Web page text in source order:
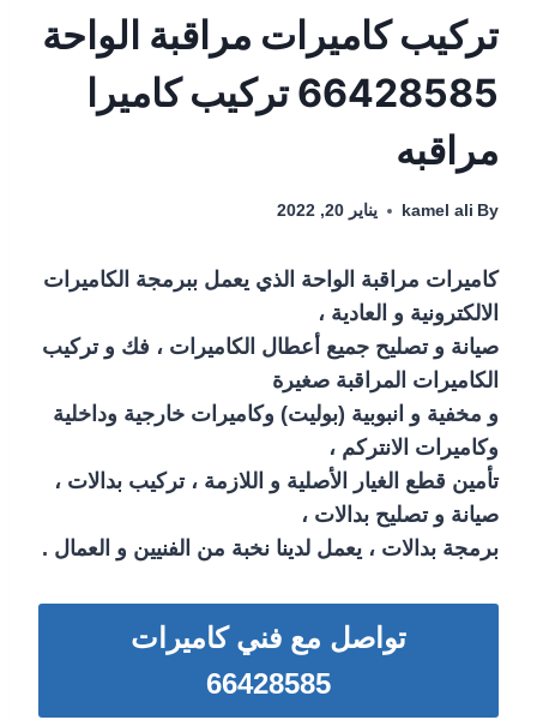
تركيب كاميرات مراقبة الواحة
66428585 تركيب كاميرا
مراقبه
By
kamel ali يناير 20, 2022
كاميرات مراقبة الواحة الذي يعمل ببرمجة الكاميرات
الالكترونية و العادية ،
صيانة و تصليح جميع أعطال الكاميرات ، فك و تركيب
الكاميرات المراقبة صغيرة
و مخفية و انبوبية (بوليت) وكاميرات خارجية وداخلية
وكاميرات الانتركم ،
تأمين قطع الغيار الأصلية و اللازمة ، تركيب بدالات ،
صيانة و تصليح بدالات ،
برمجة بدالات ، يعمل لدينا نخبة من الفنيين و العمال .
تواصل مع فني كاميرات
66428585